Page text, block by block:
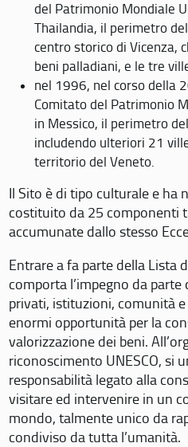
del Patrimonio Mondiale
Thailandia, il perimetro
centro storico di Vicenza,
beni palladiani, e le tre
nel 1996, nel corso della
Comitato del Patrimonio
in Messico, il perimetro
includendo ulteriori 21
territorio del Veneto.
Il Sito è di tipo culturale e ha
costituito da 25 componenti
accumunate dallo stesso
Entrare a fa parte della Lista
comporta l’impegno da
privati, istituzioni, comunità
enormi opportunità per la
valorizzazione dei beni.
riconoscimento UNESCO, si
responsabilità legato alla
visitare ed intervenire in un
mondo, talmente unico da
condiviso da tutta l’umanità.